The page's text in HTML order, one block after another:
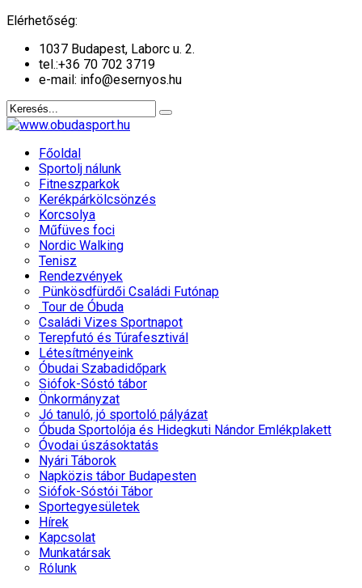
Elérhetőség:
1037 Budapest, Laborc u. 2.
tel.:+36 70 702 3719
e-mail: info@esernyos.hu
Főoldal
Sportolj nálunk
Fitneszparkok
Kerékpárkölcsönzés
Korcsolya
Műfüves foci
Nordic Walking
Tenisz
Rendezvények
Pünkösdfürdői Családi Futónap
Tour de Óbuda
Családi Vizes Sportnapot
Terepfutó és Túrafesztivál
Létesítményeink
Óbudai Szabadidőpark
Siófok-Sóstó tábor
Önkormányzat
Jó tanuló, jó sportoló pályázat
Óbuda Sportolója és Hidegkuti Nándor Emlékplakett
Óvodai úszásoktatás
Nyári Táborok
Napközis tábor Budapesten
Siófok-Sóstói Tábor
Sportegyesületek
Hírek
Kapcsolat
Munkatársak
Rólunk
év
hónap
év
hónap